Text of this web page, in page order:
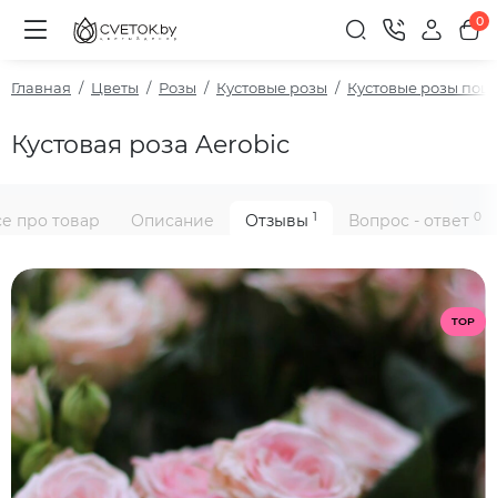
0
Главная Цветы Розы Кустовые розы Кустовые розы
Кустовая роза Aerobic
про товар Описание Отзывы 1 Вопрос - ответ 0
TOP